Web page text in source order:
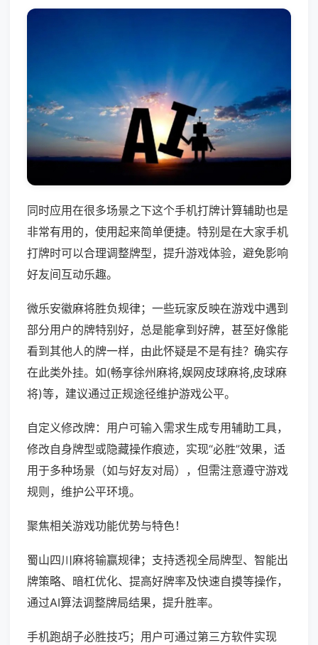
同时应用在很多场景之下这个手机打牌计算辅助也是
非常有用的，使用起来简单便捷。特别是在大家手机
打牌时可以合理调整牌型，提升游戏体验，避免影响
好友间互动乐趣。
微乐安徽麻将胜负规律；一些玩家反映在游戏中遇到
部分用户的牌特别好，总是能拿到好牌，甚至好像能
看到其他人的牌一样，由此怀疑是不是有挂？确实存
在此类外挂。如(畅享徐州麻将,娱网皮球麻将,皮球麻
将)等，建议通过正规途径维护游戏公平。
自定义修改牌：用户可输入需求生成专用辅助工具，
修改自身牌型或隐藏操作痕迹，实现“必胜”效果，适
用于多种场景（如与好友对局），但需注意遵守游戏
规则，维护公平环境。
聚焦相关游戏功能优势与特色！
蜀山四川麻将输赢规律；支持透视全局牌型、智能出
牌策略、暗杠优化、提高好牌率及快速自摸等操作，
通过AI算法调整牌局结果，提升胜率。
手机跑胡子必胜技巧；用户可通过第三方软件实现